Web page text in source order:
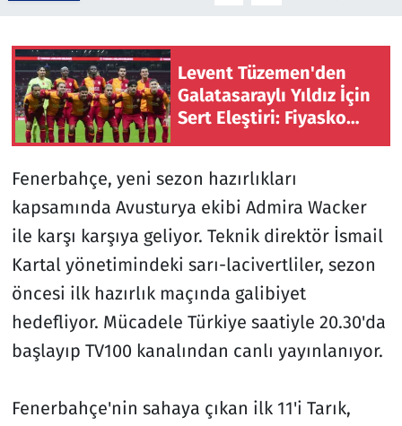
Levent Tüzemen'den
Galatasaraylı Yıldız İçin
Sert Eleştiri: Fiyasko
Fenerbahçe, yeni sezon hazırlıkları
kapsamında Avusturya ekibi Admira Wacker
ile karşı karşıya geliyor. Teknik direktör İsmail
Kartal yönetimindeki sarı-lacivertliler, sezon
öncesi ilk hazırlık maçında galibiyet
hedefliyor. Mücadele Türkiye saatiyle 20.30'da
başlayıp TV100 kanalından canlı yayınlanıyor.
Fenerbahçe'nin sahaya çıkan ilk 11'i Tarık,